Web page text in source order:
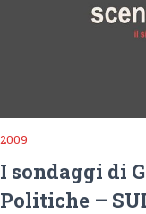
2009
I sondaggi di
Politiche –